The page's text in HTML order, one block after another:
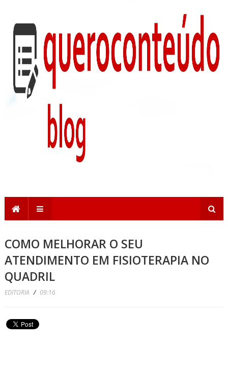
COMO MELHORAR O SEU
ATENDIMENTO EM FISIOTERAPIA NO
QUADRIL
EDITORIA / 09:16